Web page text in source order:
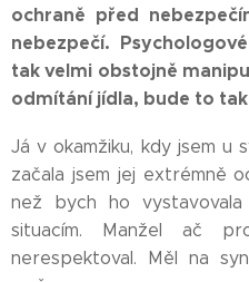
ochraně před
nebezpečí.
tak velmi obstojně
odmítání jídla, bude to
Já v okamžiku, kdy jsem u
začala jsem jej extrémně
než bych ho
situacím. Manžel ač
nerespektoval. Měl na